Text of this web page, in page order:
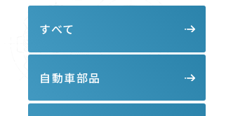
すべて
自動車部品